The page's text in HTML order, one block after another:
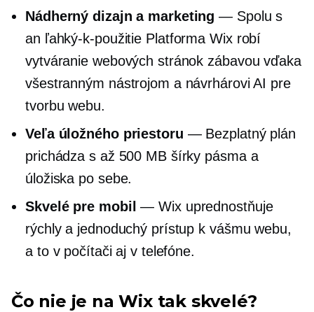
Nádherný dizajn a marketing — Spolu s
an ľahký-k-použitie Platforma Wix robí
vytváranie webových stránok zábavou vďaka
všestranným nástrojom a návrhárovi AI pre
tvorbu webu.
Veľa úložného priestoru — Bezplatný plán
prichádza s až 500 MB šírky pásma a
úložiska po sebe.
Skvelé pre mobil — Wix uprednostňuje
rýchly a jednoduchý prístup k vášmu webu,
a to v počítači aj v telefóne.
Čo nie je na Wix tak skvelé?